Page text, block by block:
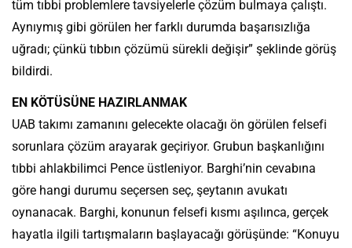
tüm tıbbi problemlere tavsiyelerle çözüm bulmaya çalıştı.
Aynıymış gibi görülen her farklı durumda başarısızlığa
uğradı; çünkü tıbbın çözümü sürekli değişir” şeklinde görüş
bildirdi.
EN KÖTÜSÜNE HAZIRLANMAK
UAB takımı zamanını gelecekte olacağı ön görülen felsefi
sorunlara çözüm arayarak geçiriyor. Grubun başkanlığını
tıbbi ahlakbilimci Pence üstleniyor. Barghi’nin cevabına
göre hangi durumu seçersen seç, şeytanın avukatı
oynanacak. Barghi, konunun felsefi kısmı aşılınca, gerçek
hayatla ilgili tartışmaların başlayacağı görüşünde: “Konuyu